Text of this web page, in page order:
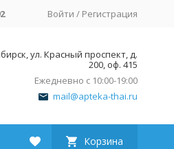
Войти / Регистрация
ул. Красный проспект, д.
200, оф. 415
Ежедневно с 10:00-19:00
mail@apteka-thai.ru
Корзина